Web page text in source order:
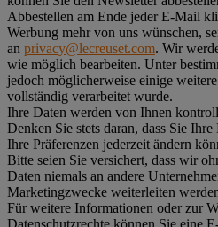
Abbestellen am Ende jeder E-Mail
Werbung mehr von uns wünschen,
an privacy@lecreuset.com. Wir
wie möglich bearbeiten. Unter
jedoch möglicherweise einige
vollständig verarbeitet wurde.
Ihre Daten werden von Ihnen
Denken Sie stets daran, dass Sie
Ihre Präferenzen jederzeit ändern
Bitte seien Sie versichert, dass wir
Daten niemals an andere
Marketingzwecke weiterleiten
Für weitere Informationen oder zur
Datenschutzrechte können Sie eine